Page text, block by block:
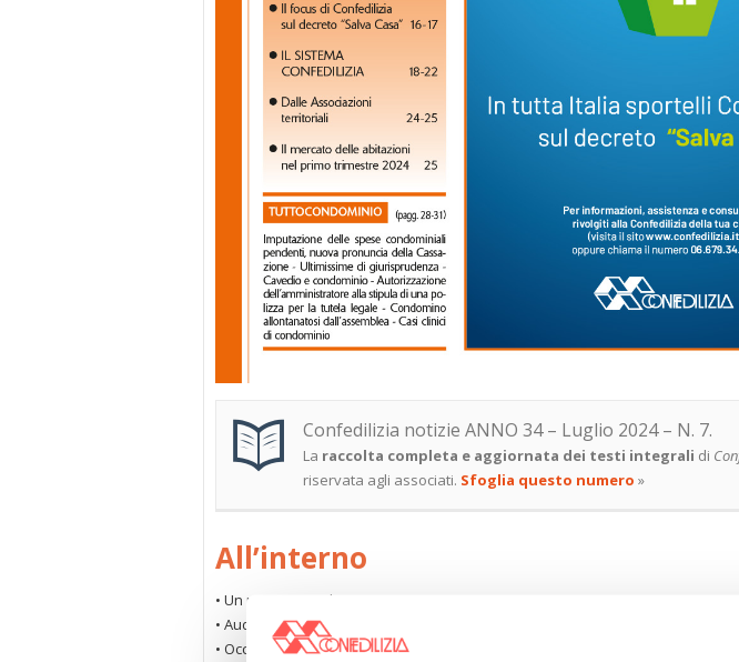
Confedilizia notizie ANNO 34 – Luglio 2024 – N. 7.
La raccolta completa e aggiornata dei testi integrali di
riservata agli associati. Sfoglia questo numero »
All’interno
• Un messaggio chiaro
• Audizione della Confedilizia sul “Salva Casa”
• Occupazione abusiva di case altrui: la Salis rivendica reati